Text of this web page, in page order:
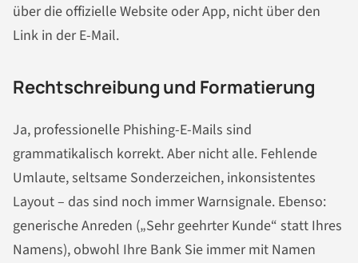
über die offizielle Website oder App, nicht über den
Link in der E-Mail.
Rechtschreibung und Formatierung
Ja, professionelle Phishing-E-Mails sind
grammatikalisch korrekt. Aber nicht alle. Fehlende
Umlaute, seltsame Sonderzeichen, inkonsistentes
Layout – das sind noch immer Warnsignale. Ebenso:
generische Anreden („Sehr geehrter Kunde“ statt Ihres
Namens), obwohl Ihre Bank Sie immer mit Namen